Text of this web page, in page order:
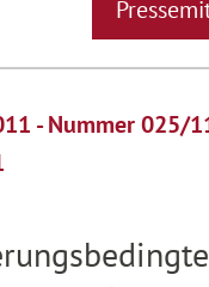
- Nummer 025/